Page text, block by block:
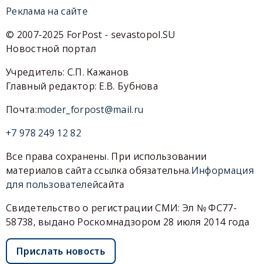
Реклама на сайте
© 2007-2025 ForPost - sevastopol.SU
Новостной портал
Учредитель: С.П. Кажанов
Главный редактор: Е.В. Бубнова
Почта:moder_forpost@mail.ru
+7 978 249 12 82
Все права сохранены. При использовании
материалов сайта ссылка обязательна.Информация
для пользователейсайта
Свидетельство о регистрации СМИ: Эл № ФС77-
58738, выдано Роскомнадзором 28 июля 2014 года
Прислать новость